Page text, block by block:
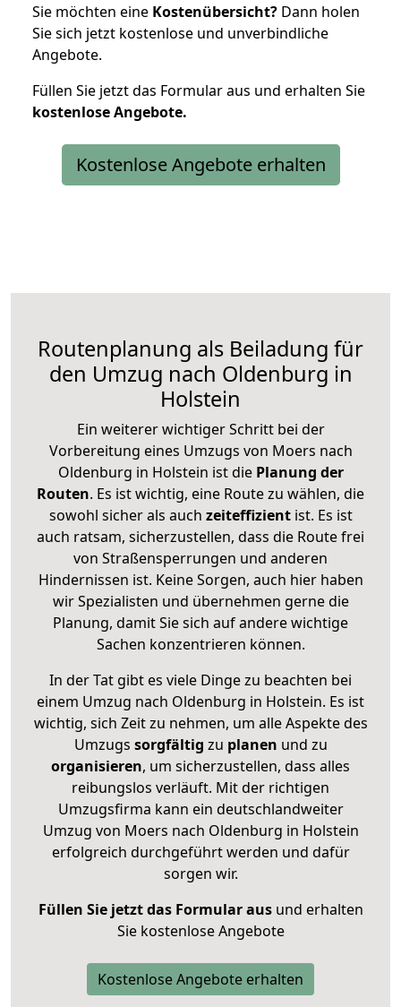
Sie möchten eine Kostenübersicht? Dann holen
Sie sich jetzt kostenlose und unverbindliche
Angebote.
Füllen Sie jetzt das Formular aus und erhalten Sie
kostenloseAngebote.
Kostenlose Angebote erhalten
Routenplanung als Beiladung für
den Umzug nach Oldenburg in
Holstein
Ein weiterer wichtiger Schritt bei der
Vorbereitung eines Umzugs von Moers nach
Oldenburg in Holstein ist diePlanung der
Routen. Es ist wichtig, eine Route zu wählen, die
sowohl sicher als auch zeiteffizientist. Es ist
auch ratsam, sicherzustellen, dass die Route frei
von Straßensperrungen und anderen
Hindernissen ist. Keine Sorgen, auch hier haben
wir Spezialisten und übernehmen gerne die
Planung, damit Sie sich auf andere wichtige
Sachen konzentrieren können.
In der Tat gibt es viele Dinge zu beachten bei
einem Umzug nach Oldenburg in Holstein. Es ist
wichtig, sich Zeit zu nehmen, um alle Aspekte des
Umzugs sorgfältig zu planen und zu
organisieren, um sicherzustellen, dass alles
reibungslos verläuft. Mit der richtigen
Umzugsfirma kann ein deutschlandweiter
Umzug von Moers nach Oldenburg in Holstein
erfolgreich durchgeführt werden und dafür
sorgen wir.
Füllen Sie jetzt das Formular ausund erhalten
Sie kostenlose Angebote
Kostenlose Angebote erhalten